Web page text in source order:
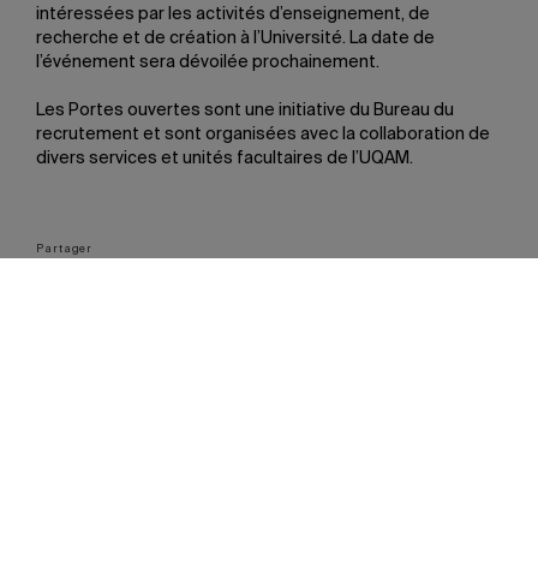
intéressées par les activités d’enseignement, de
recherche et de création à l’Université. La date de
l’événement sera dévoilée prochainement.
Les Portes ouvertes sont une initiative du Bureau du
recrutement et sont organisées avec la collaboration de
divers services et unités facultaires de l’UQAM.
Partager